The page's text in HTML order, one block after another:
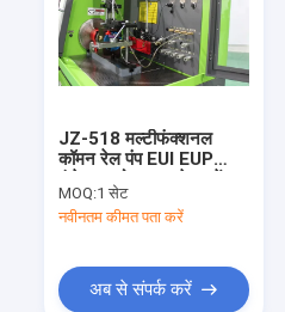
JZ-518 मल्टीफंक्शनल
कॉमन रेल पंप EUI EUP
इंजेक्टर कोड BPI टेस्ट बेंच
MOQ:1 सेट
नवीनतम कीमत पता करें
अब से संपर्क करें